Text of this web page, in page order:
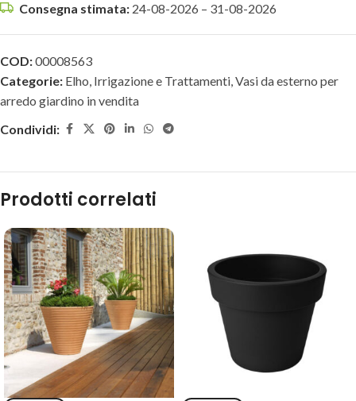
Consegna stimata: 24-08-2026 – 31-08-2026
COD:00008563
Categorie: Elho, Irrigazione e Trattamenti,Vasi da esterno per
arredo giardino in vendita
Condividi:
Prodotti correlati